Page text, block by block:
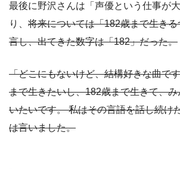
最後に野沢さんは「声優という仕事が
り、 将来については「182歳まで生き
言し、出てきた数字は「182」だった。
「どこにもないけど、結構好きな曲で
まで生きたいし、182歳まで生きて、
いたいです。 私はその言語を話し続け
は言いました。